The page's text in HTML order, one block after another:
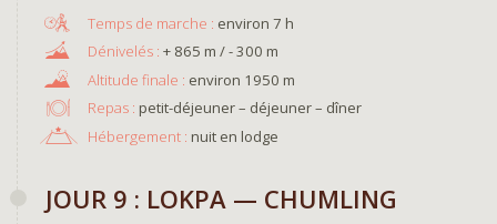
environ 7 h
+ 865 m / - 300 m
environ 1950 m
Repas : petit-déjeuner – déjeuner – dîner
Hébergement : nuit en lodge
JOUR 9 : LOKPA — CHUMLING